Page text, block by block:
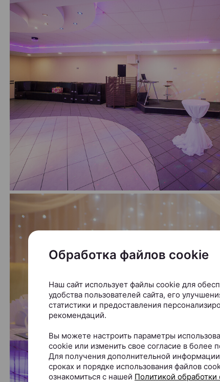
Обработка файлов cookie
Наш сайт использует файлы cookie для
удобства пользователей сайта, его
статистики и предоставления
рекомендаций.
Вы можете настроить параметры
cookie или изменить свое согласие в более
Для получения дополнительной
сроках и порядке использования файлов
ознакомиться с нашей Политикой